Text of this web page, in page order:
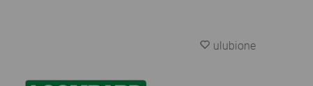
ulubione